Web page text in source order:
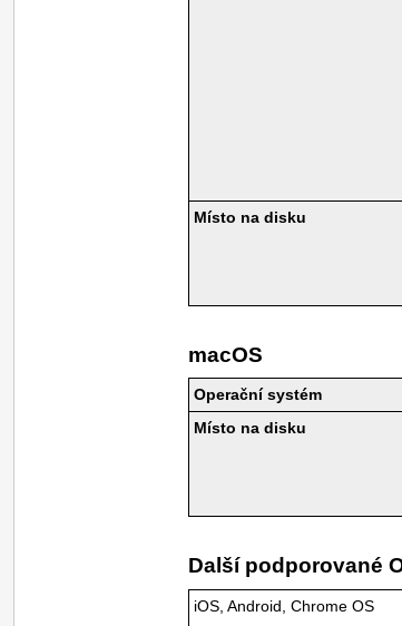
Místo na disku
macOS
Operační systém
Místo na disku
Další podporované
iOS ,Android ,Chrome OS